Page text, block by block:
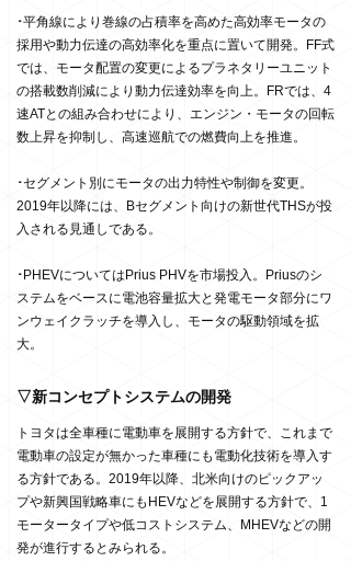
･平角線により巻線の占積率を高めた高効率モータの
採用や動力伝達の高効率化を重点に置いて開発。FF式
では、モータ配置の変更によるプラネタリーユニット
の搭載数削減により動力伝達効率を向上。FRでは、4
速ATとの組み合わせにより、エンジン・モータの回転
数上昇を抑制し、高速巡航での燃費向上を推進。
･セグメント別にモータの出力特性や制御を変更。
2019年以降には、Bセグメント向けの新世代THSが投
入される見通しである。
･PHEVについてはPrius PHVを市場投入。Priusのシ
ステムをベースに電池容量拡大と発電モータ部分にワ
ンウェイクラッチを導入し、モータの駆動領域を拡
大。
▽新コンセプトシステムの開発
トヨタは全車種に電動車を展開する方針で、これまで
電動車の設定が無かった車種にも電動化技術を導入す
る方針である。2019年以降、北米向けのピックアッ
プや新興国戦略車にもHEVなどを展開する方針で、1
モータータイプや低コストシステム、MHEVなどの開
発が進行するとみられる。